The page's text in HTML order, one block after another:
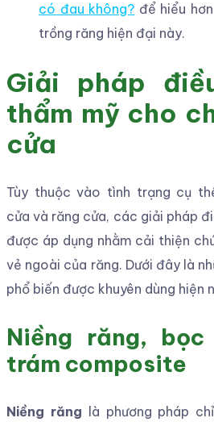
có đau không? để hiểu
trồng răng hiện đại này.
Giải pháp
thẩm mỹ cho
cửa
Tùy thuộc vào tình trạng cụ
cửa và răng cửa, các giải pháp
được áp dụng nhằm cải thiện
vẻ ngoài của răng. Dưới đây là
phổ biến được khuyên dùng hiện
Niềng răng,
trám composite
Niềng răng là phương pháp